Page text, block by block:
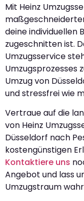
Mit Heinz
deine individuellen
zugeschnitten ist.
Umzugsservice
Umzugsprozesses
Umzug von
und stressfrei wie
Vertraue auf die
von Heinz
Düsseldorf nach
kostengünstigen
Kontaktiere uns
Angebot und lass
Umzugstraum